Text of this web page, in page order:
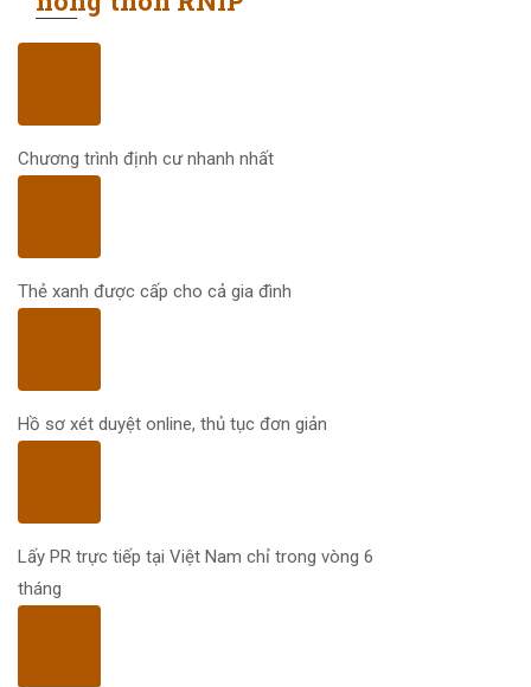
Chương trình định cư nhanh nhất
Thẻ xanh được cấp cho cả gia đình
Hồ sơ xét duyệt online, thủ tục đơn giản
Lấy PR trực tiếp tại Việt Nam chỉ trong vòng 6
tháng